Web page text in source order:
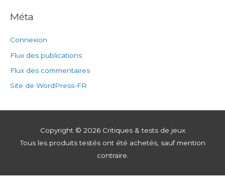
Méta
Connexion
Flux des publications
Flux des commentaires
Site de WordPress-FR
Copyright © 2026 Critiques & tests de jeux
Tous les produits testés ont été achetés, sauf mention
contraire.